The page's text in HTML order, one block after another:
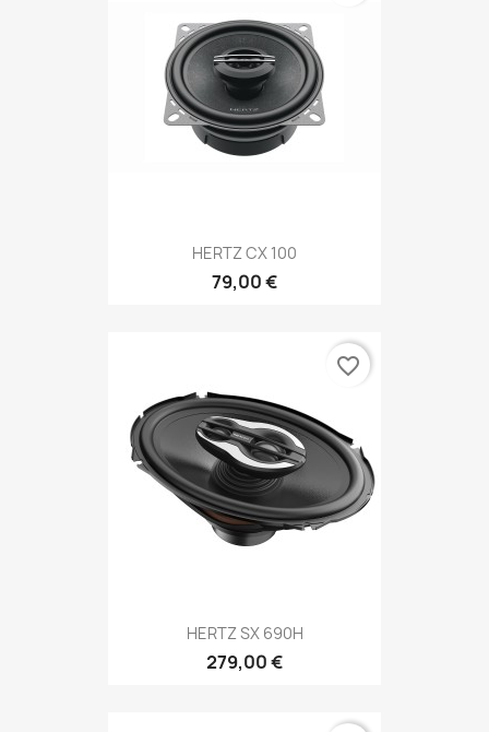
HERTZ CX 100
79,00 €
HERTZ SX 690H
279,00 €
favorite_border